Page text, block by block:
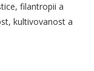
filantropii a
kultivovanost a